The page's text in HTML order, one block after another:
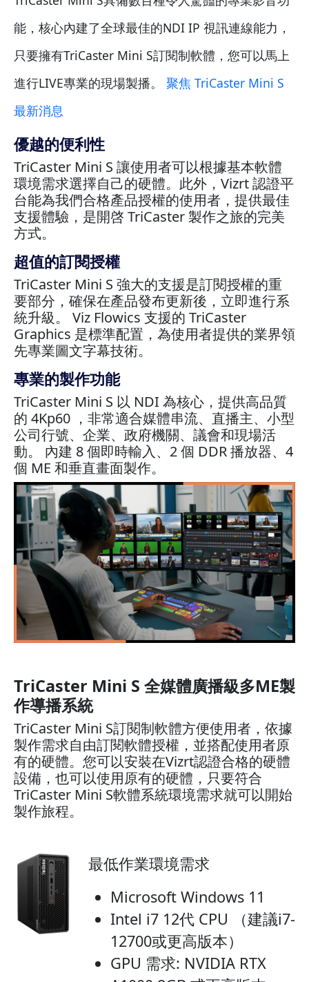
能，核心內建了全球最佳的NDI IP 視訊連線能力，
只要擁有TriCaster Mini S訂閱制軟體，您可以馬上
進行LIVE專業的現場製播。 聚焦 TriCaster Mini S
最新消息
優越的便利性
TriCaster Mini S 讓使用者可以根據基本軟體
環境需求選擇自己的硬體。此外，Vizrt 認證平
台能為我們合格產品授權的使用者，提供最佳
支援體驗，是開啓 TriCaster 製作之旅的完美
方式。
超值的訂閱授權
TriCaster Mini S 強大的支援是訂閱授權的重
要部分，確保在產品發布更新後，立即進行系
統升級。 Viz Flowics 支援的 TriCaster
Graphics 是標準配置，為使用者提供的業界領
先專業圖文字幕技術。
專業的製作功能
TriCaster Mini S 以 NDI 為核心，提供高品質
的 4Kp60 ，非常適合媒體串流、直播主、小型
公司行號、企業、政府機關、議會和現場活
動。 內建 8 個即時輸入、2 個 DDR 播放器、4
個 ME 和垂直畫面製作。
TriCaster Mini S 全媒體廣播級多ME製
作導播系統
TriCaster Mini S訂閱制軟體方便使用者，依據
製作需求自由訂閱軟體授權，並搭配使用者原
有的硬體。您可以安裝在Vizrt認證合格的硬體
設備，也可以使用原有的硬體，只要符合
TriCaster Mini S軟體系統環境需求就可以開始
製作旅程。
最低作業環境需求
Microsoft Windows 11
Intel i7 12代 CPU （建議i7-
12700或更高版本）
GPU 需求: NVIDIA RTX